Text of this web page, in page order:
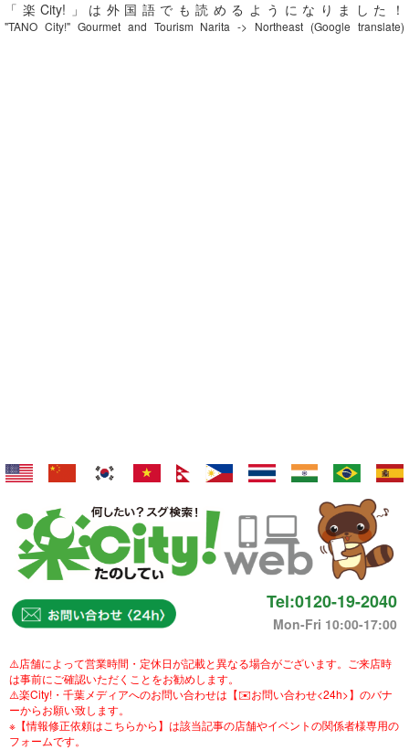
「楽City!」は外国語でも読めるようになりました！
"TANO City!" Gourmet and Tourism Narita -> Northeast (Google translate)
Tel:0120-19-2040
Mon-Fri 10:00-17:00
⚠️店舗によって営業時間・定休日が記載と異なる場合がございます。ご来店時
は事前にご確認いただくことをお勧めします。
⚠️楽City!・千葉メディアへのお問い合わせは【✉️お問い合わせ<24h>】のバナ
ーからお願い致します。
※【情報修正依頼はこちらから】は該当記事の店舗やイベントの関係者様専用の
フォームです。